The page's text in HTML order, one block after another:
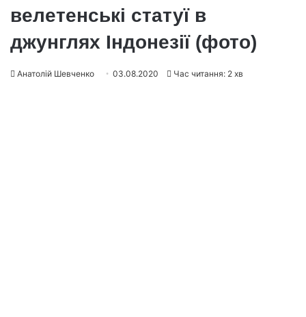
велетенські статуї в
джунглях Індонезії (фото)
Анатолій Шевченко 03.08.2020 Час читання: 2 хв